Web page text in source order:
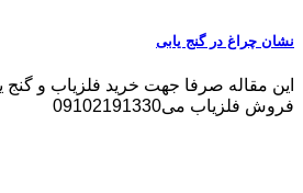
نشان چراغ در گنج یابی
این مقاله صرفا جهت خرید فلزیاب و
فروش فلزیاب می09102191330